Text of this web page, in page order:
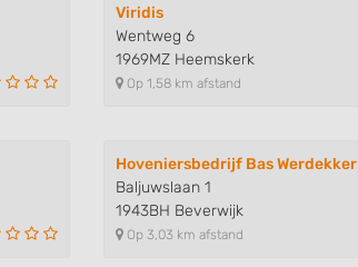
Viridis
Wentweg 6
1969MZ Heemskerk
Op 1,58 km afstand
Hoveniersbedrijf Bas Werdekker
Baljuwslaan 1
1943BH Beverwijk
Op 3,03 km afstand